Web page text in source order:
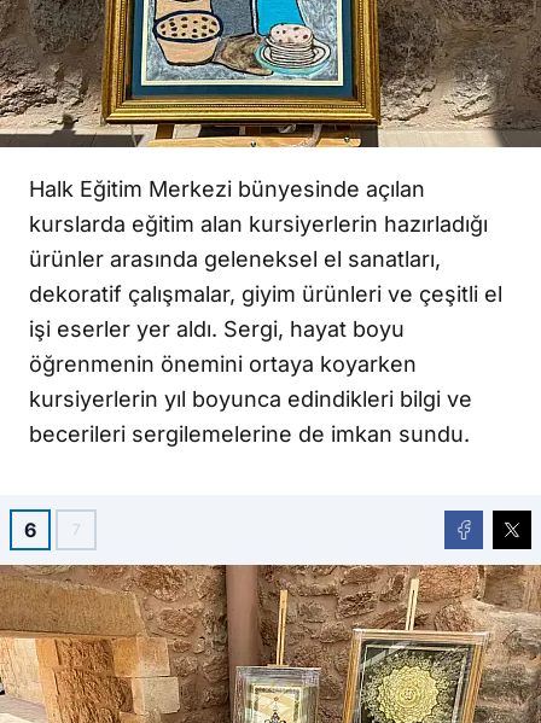
Halk Eğitim Merkezi bünyesinde açılan
kurslarda eğitim alan kursiyerlerin hazırladığı
ürünler arasında geleneksel el sanatları,
dekoratif çalışmalar, giyim ürünleri ve çeşitli el
işi eserler yer aldı. Sergi, hayat boyu
öğrenmenin önemini ortaya koyarken
kursiyerlerin yıl boyunca edindikleri bilgi ve
becerileri sergilemelerine de imkan sundu.
6 7